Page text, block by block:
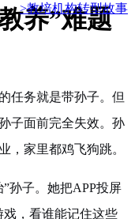
>教培机构转型故事
养”难题
任务就是带孙子。但
子面前完全失效。孙
，家里都鸡飞狗跳。
孙子。她把APP投屏
，看谁能记住这些